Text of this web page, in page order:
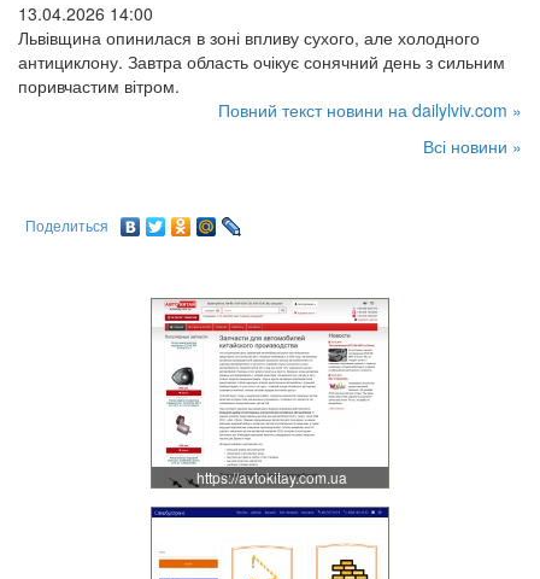
13.04.2026 14:00
Львівщина опинилася в зоні впливу сухого, але холодного
антициклону. Завтра область очікує сонячний день з сильним
поривчастим вітром.
Повний текст новини на dailylviv.com »
Всі новини »
Поделиться
https://avtokitay.com.ua